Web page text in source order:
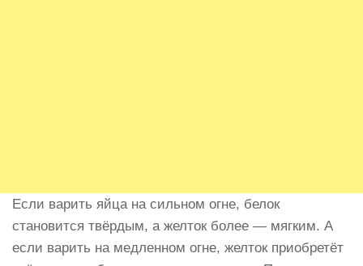
Если варить яйца на сильном огне, белок
становится твёрдым, а желток более — мягким. А
если варить на медленном огне, желток приобретёт